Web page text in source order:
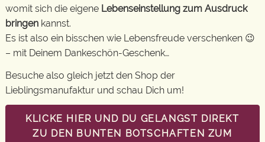
womit sich die eigene Lebenseinstellung zum Ausdruck
bringen kannst.
Es ist also ein bisschen wie Lebensfreude verschenken 😉
– mit Deinem Dankeschön-Geschenk…
Besuche also gleich jetzt den Shop der
Lieblingsmanufaktur und schau Dich um!
KLICKE HIER UND DU GELANGST DIREKT
ZU DEN BUNTEN BOTSCHAFTEN ZUM